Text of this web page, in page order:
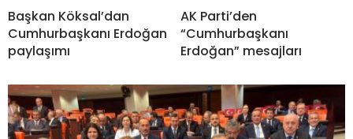
Başkan Köksal’dan
Cumhurbaşkanı Erdoğan
paylaşımı
AK Parti’den
“Cumhurbaşkanı
Erdoğan” mesajları